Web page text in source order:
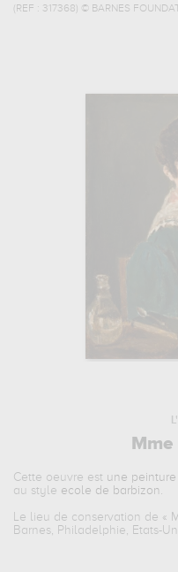
(REF : 317368) © BARNES
Cette oeuvre est une peinture
au style ecole de barbizon .
Le lieu de conservation de «
Barnes, Philadelphie, Etats-